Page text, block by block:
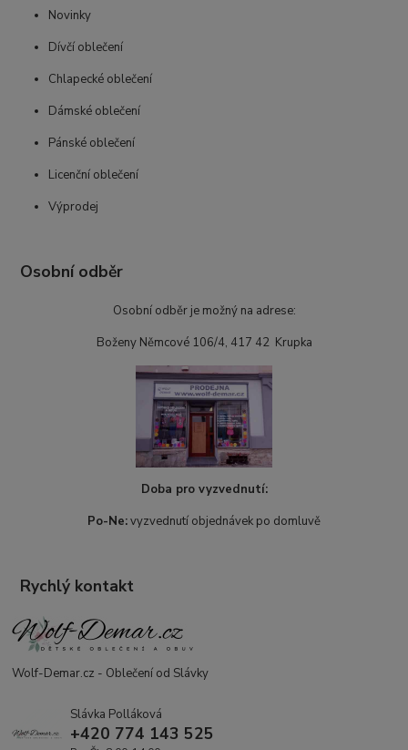
Novinky
Dívčí oblečení
Chlapecké oblečení
Dámské oblečení
Pánské oblečení
Licenční oblečení
Výprodej
Osobní odběr
Osobní odběr je možný na adrese:
Boženy Němcové 106/4, 417 42 Krupka
Doba pro vyzvednutí:
Po-Ne:vyzvednutí objednávek po domluvě
Rychlý kontakt
Wolf-Demar.cz - Oblečení od Slávky
Slávka Polláková
+420 774 143 525